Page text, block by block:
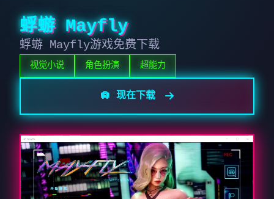
蜉蝣 Mayfly
蜉蝣 Mayfly游戏免费下载
视觉小说 角色扮演 超能力
🛄 现在下载